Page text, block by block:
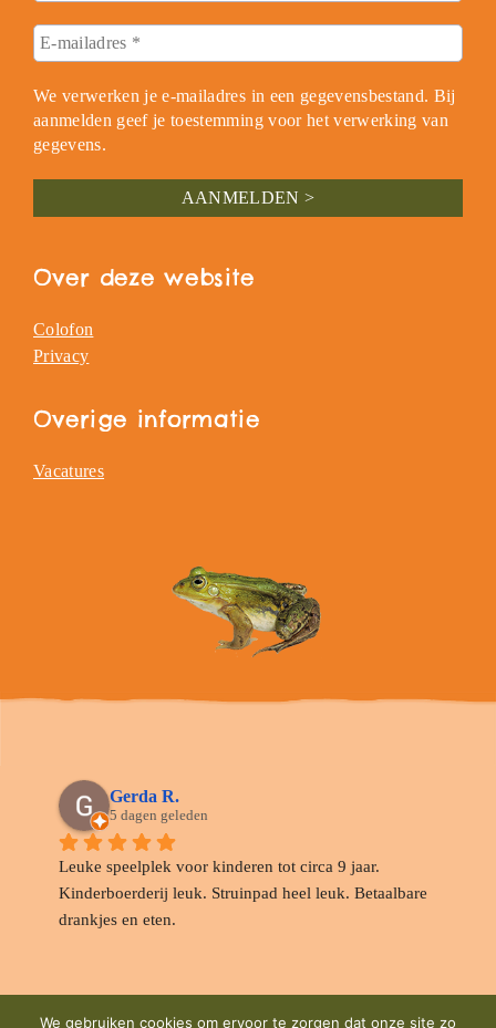
We verwerken je e-mailadres in een gegevensbestand. Bij
aanmelden geef je toestemming voor het verwerking van
gegevens.
Over deze website
Colofon
Privacy
Overige informatie
Vacatures
Gerda R.
5 dagen geleden
Leuke speelplek voor kinderen tot circa 9 jaar.
Kinderboerderij leuk. Struinpad heel leuk. Betaalbare
drankjes en eten.
We gebruiken cookies om ervoor te zorgen dat onze site zo